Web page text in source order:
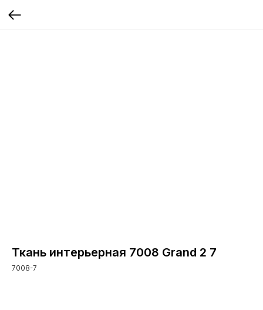
Ткань интерьерная 7008 Grand 2 7
7008-7